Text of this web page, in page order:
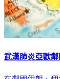
武漢肺炎亞歐